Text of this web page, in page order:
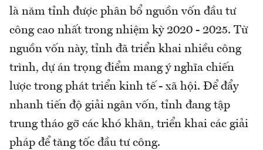
là năm tỉnh được phân bổ nguồn vốn đầu tư
công cao nhất trong nhiệm kỳ 2020 - 2025. Từ
nguồn vốn này, tỉnh đã triển khai nhiều công
trình, dự án trọng điểm mang ý nghĩa chiến
lược trong phát triển kinh tế - xã hội. Để đẩy
nhanh tiến độ giải ngân vốn, tỉnh đang tập
trung tháo gỡ các khó khăn, triển khai các giải
pháp để tăng tốc đầu tư công.